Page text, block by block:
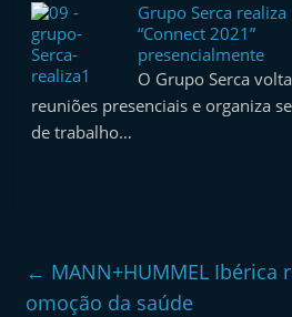
e
m
P
o
a
l
Grupo Serca realiza
“Connect 2021”
presencialmente
O Grupo Serca
reuniões presenciais e organiza
de trabalho…
← MANN+HUMMEL Ibérica
omoção da saúde